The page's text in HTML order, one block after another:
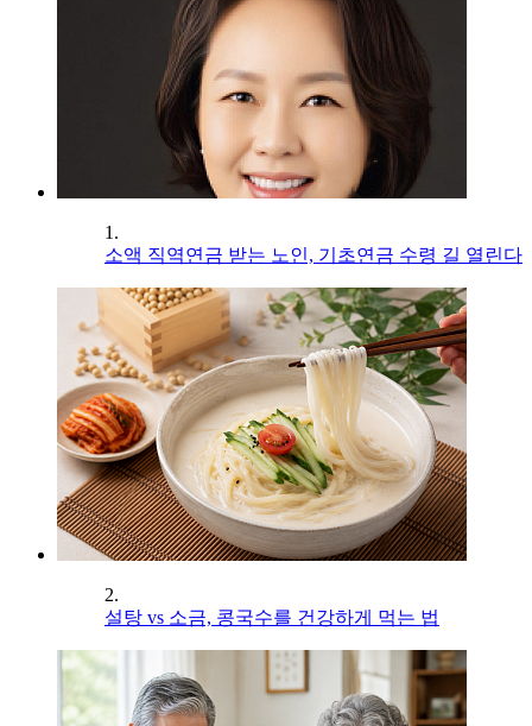
1.
소액 직역연금 받는 노인, 기초연금 수령 길 열린다
2.
설탕 vs 소금, 콩국수를 건강하게 먹는 법